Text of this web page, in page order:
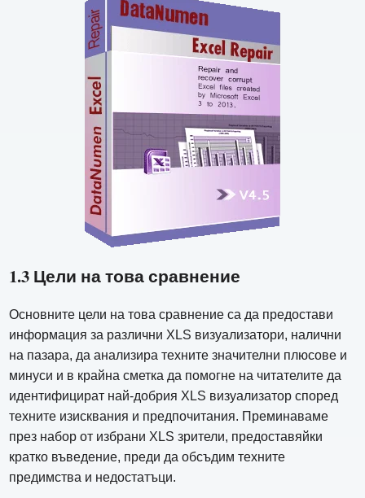
1.3 Цели на това сравнение
Основните цели на това сравнение са да предостави
информация за различни XLS визуализатори, налични
на пазара, да анализира техните значителни плюсове и
минуси и в крайна сметка да помогне на читателите да
идентифицират най-добрия XLS визуализатор според
техните изисквания и предпочитания. Преминаваме
през набор от избрани XLS зрители, предоставяйки
кратко въведение, преди да обсъдим техните
предимства и недостатъци.